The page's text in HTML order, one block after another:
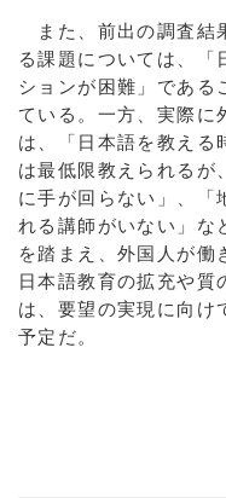
また、前出の調査結
る課題については、「
ションが困難」である
ている。一方、実際に
は、「日本語を教える
は最低限教えられるが
に手が回らない」、「
れる講師がいない」な
を踏まえ、外国人が働
日本語教育の拡充や質
は、要望の実現に向け
予定だ。